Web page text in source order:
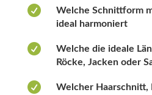

Welche Schnittform
ideal harmoniert

Welche die ideale
Röcke, Jacken oder

Welcher Haarschnitt,